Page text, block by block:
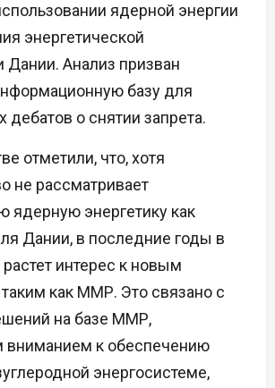
ядерной энергии
энергетической
Дании. Анализ призван
базу для
о снятии запрета.
отметили, что, хотя
не рассматривает
ядерную энергетику как
Дании, в последние годы в
интерес к новым
как ММР. Это связано с
на базе ММР,
к обеспечению
энергосистеме,